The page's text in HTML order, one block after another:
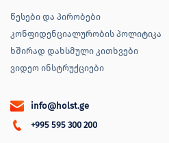
წესები და პირობები
კონფიდენციალურობის პოლიტიკა
ხშირად დახსმული კითხვები
ვიდეო ინსტრუქციები
info@holst.ge
+995 595 300 200